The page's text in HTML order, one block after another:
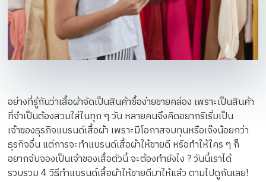
อย่างที่รู้กันว่าเสื้อผ้าจัดเป็นสินค้าซื้อง่ายขายคล่อง เพราะเป็นสินค้า
ที่จำเป็นต้องสวมใส่ในทุก ๆ วัน หลายคนจึงคิดอยากริเริ่มเป็น
เจ้าของธุรกิจแบรนด์เสื้อผ้า เพราะมีโอกาสจมทุนหรือเจ๊งน้อยกว่า
ธุรกิจอื่น แต่การจะทำแบรนด์เสื้อผ้าให้ขายดี หรือทำให้ใคร ๆ ก็
อยากจับจองเป็นเจ้าของเสื้อตัวนี้ จะต้องทำยังไง ? วันนี้เราได้
รวบรวม 4 วิธีทำแบรนด์เสื้อผ้าให้ขายดีมาให้แล้ว ตามไปดูกันเลย!